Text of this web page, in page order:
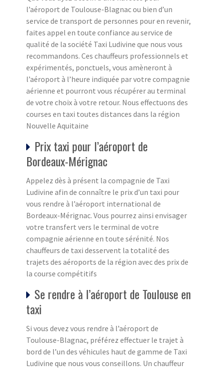
l’aéroport de Toulouse-Blagnac ou bien d’un
service de transport de personnes pour en revenir,
faites appel en toute confiance au service de
qualité de la société Taxi Ludivine que nous vous
recommandons. Ces chauffeurs professionnels et
expérimentés, ponctuels, vous amèneront à
l’aéroport à l’heure indiquée par votre compagnie
aérienne et pourront vous récupérer au terminal
de votre choix à votre retour. Nous effectuons des
courses en taxi toutes distances dans la région
Nouvelle Aquitaine
Prix taxi pour l’aéroport de
Bordeaux-Mérignac
Appelez dès à présent la compagnie de Taxi
Ludivine afin de connaître le prix d’un taxi pour
vous rendre à l’aéroport international de
Bordeaux-Mérignac. Vous pourrez ainsi envisager
votre transfert vers le terminal de votre
compagnie aérienne en toute sérénité. Nos
chauffeurs de taxi desservent la totalité des
trajets des aéroports de la région avec des prix de
la course compétitifs
Se rendre à l’aéroport de Toulouse en
taxi
Si vous devez vous rendre à l’aéroport de
Toulouse-Blagnac, préférez effectuer le trajet à
bord de l’un des véhicules haut de gamme de Taxi
Ludivine que nous vous conseillons. Un chauffeur